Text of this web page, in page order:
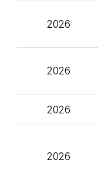
2026
2026
2026
2026